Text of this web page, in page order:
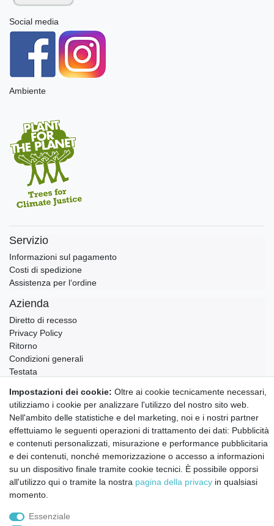
Social media
Ambiente
Servizio
Informazioni sul pagamento
Costi di spedizione
Assistenza per l‘ordine
Azienda
Diretto di recesso
Privacy Policy
Ritorno
Condizioni generali
Testata
Annullare l'ordine
Notizie sui materiali Montessori e sull'educazione
Montessori.
Informazioni settimanali gratuite
in qualsiasi momento.
Impostazioni dei cookie: Oltre ai cookie tecnicamente necessari,
utilizziamo i cookie per analizzare l'utilizzo del nostro sito web.
Nell'ambito delle statistiche e del marketing, noi e i nostri partner
effettuiamo le seguenti operazioni di trattamento dei dati: Pubblicità
e contenuti personalizzati, misurazione e performance pubblicitaria
e dei contenuti, nonché memorizzazione o accesso a informazioni
su un dispositivo finale tramite cookie tecnici. È possibile opporsi
all'utilizzo qui o tramite la nostra pagina della privacy in qualsiasi
momento.
Essenziale